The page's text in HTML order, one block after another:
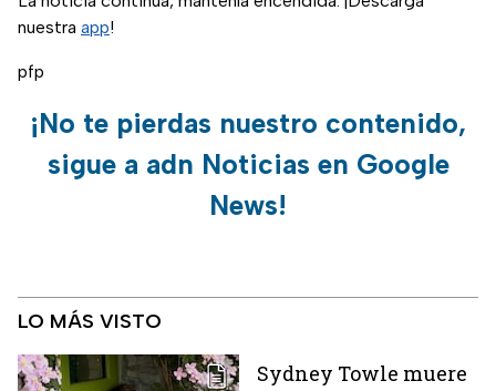
nuestra app!
pfp
¡No te pierdas nuestro contenido,
sigue a adn Noticias en Google
News!
LO MÁS VISTO
Sydney Towle muere